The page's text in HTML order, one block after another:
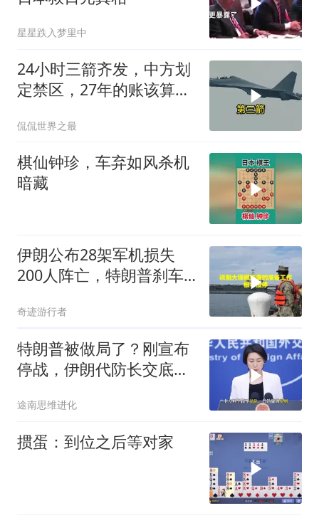
星星跌入梦里中
24小时三箭齐发，中方划
定禁区，27年的账该算
侃侃世界之最
棋仙钟珍，车弃如风杀机
暗藏
伊朗公布28架军机损失
200人阵亡，特朗普刹车
奇迹游行者
特朗普被做局了？刚宣布
停战，伊朗代防长交底，
途南思维进化
掼蛋：到位之后等对家